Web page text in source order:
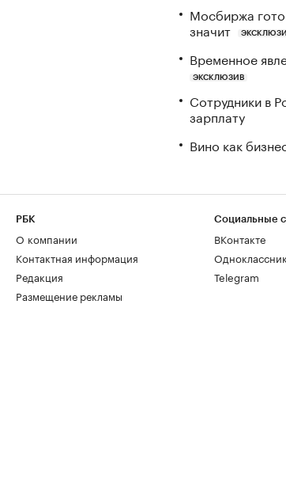
Мосбиржа
значит
Временное
ЭКСКЛЮЗИВ
Сотрудники в
зарплату
Вино как
РБК
О компании
Контактная информация
Редакция
Размещение рекламы
Социальные
ВКонтакте
Telegram